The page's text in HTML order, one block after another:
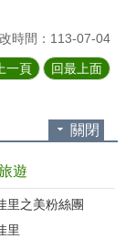
時間：113-07-04
一頁 回最上面
關閉
遊
里之美粉絲團
里